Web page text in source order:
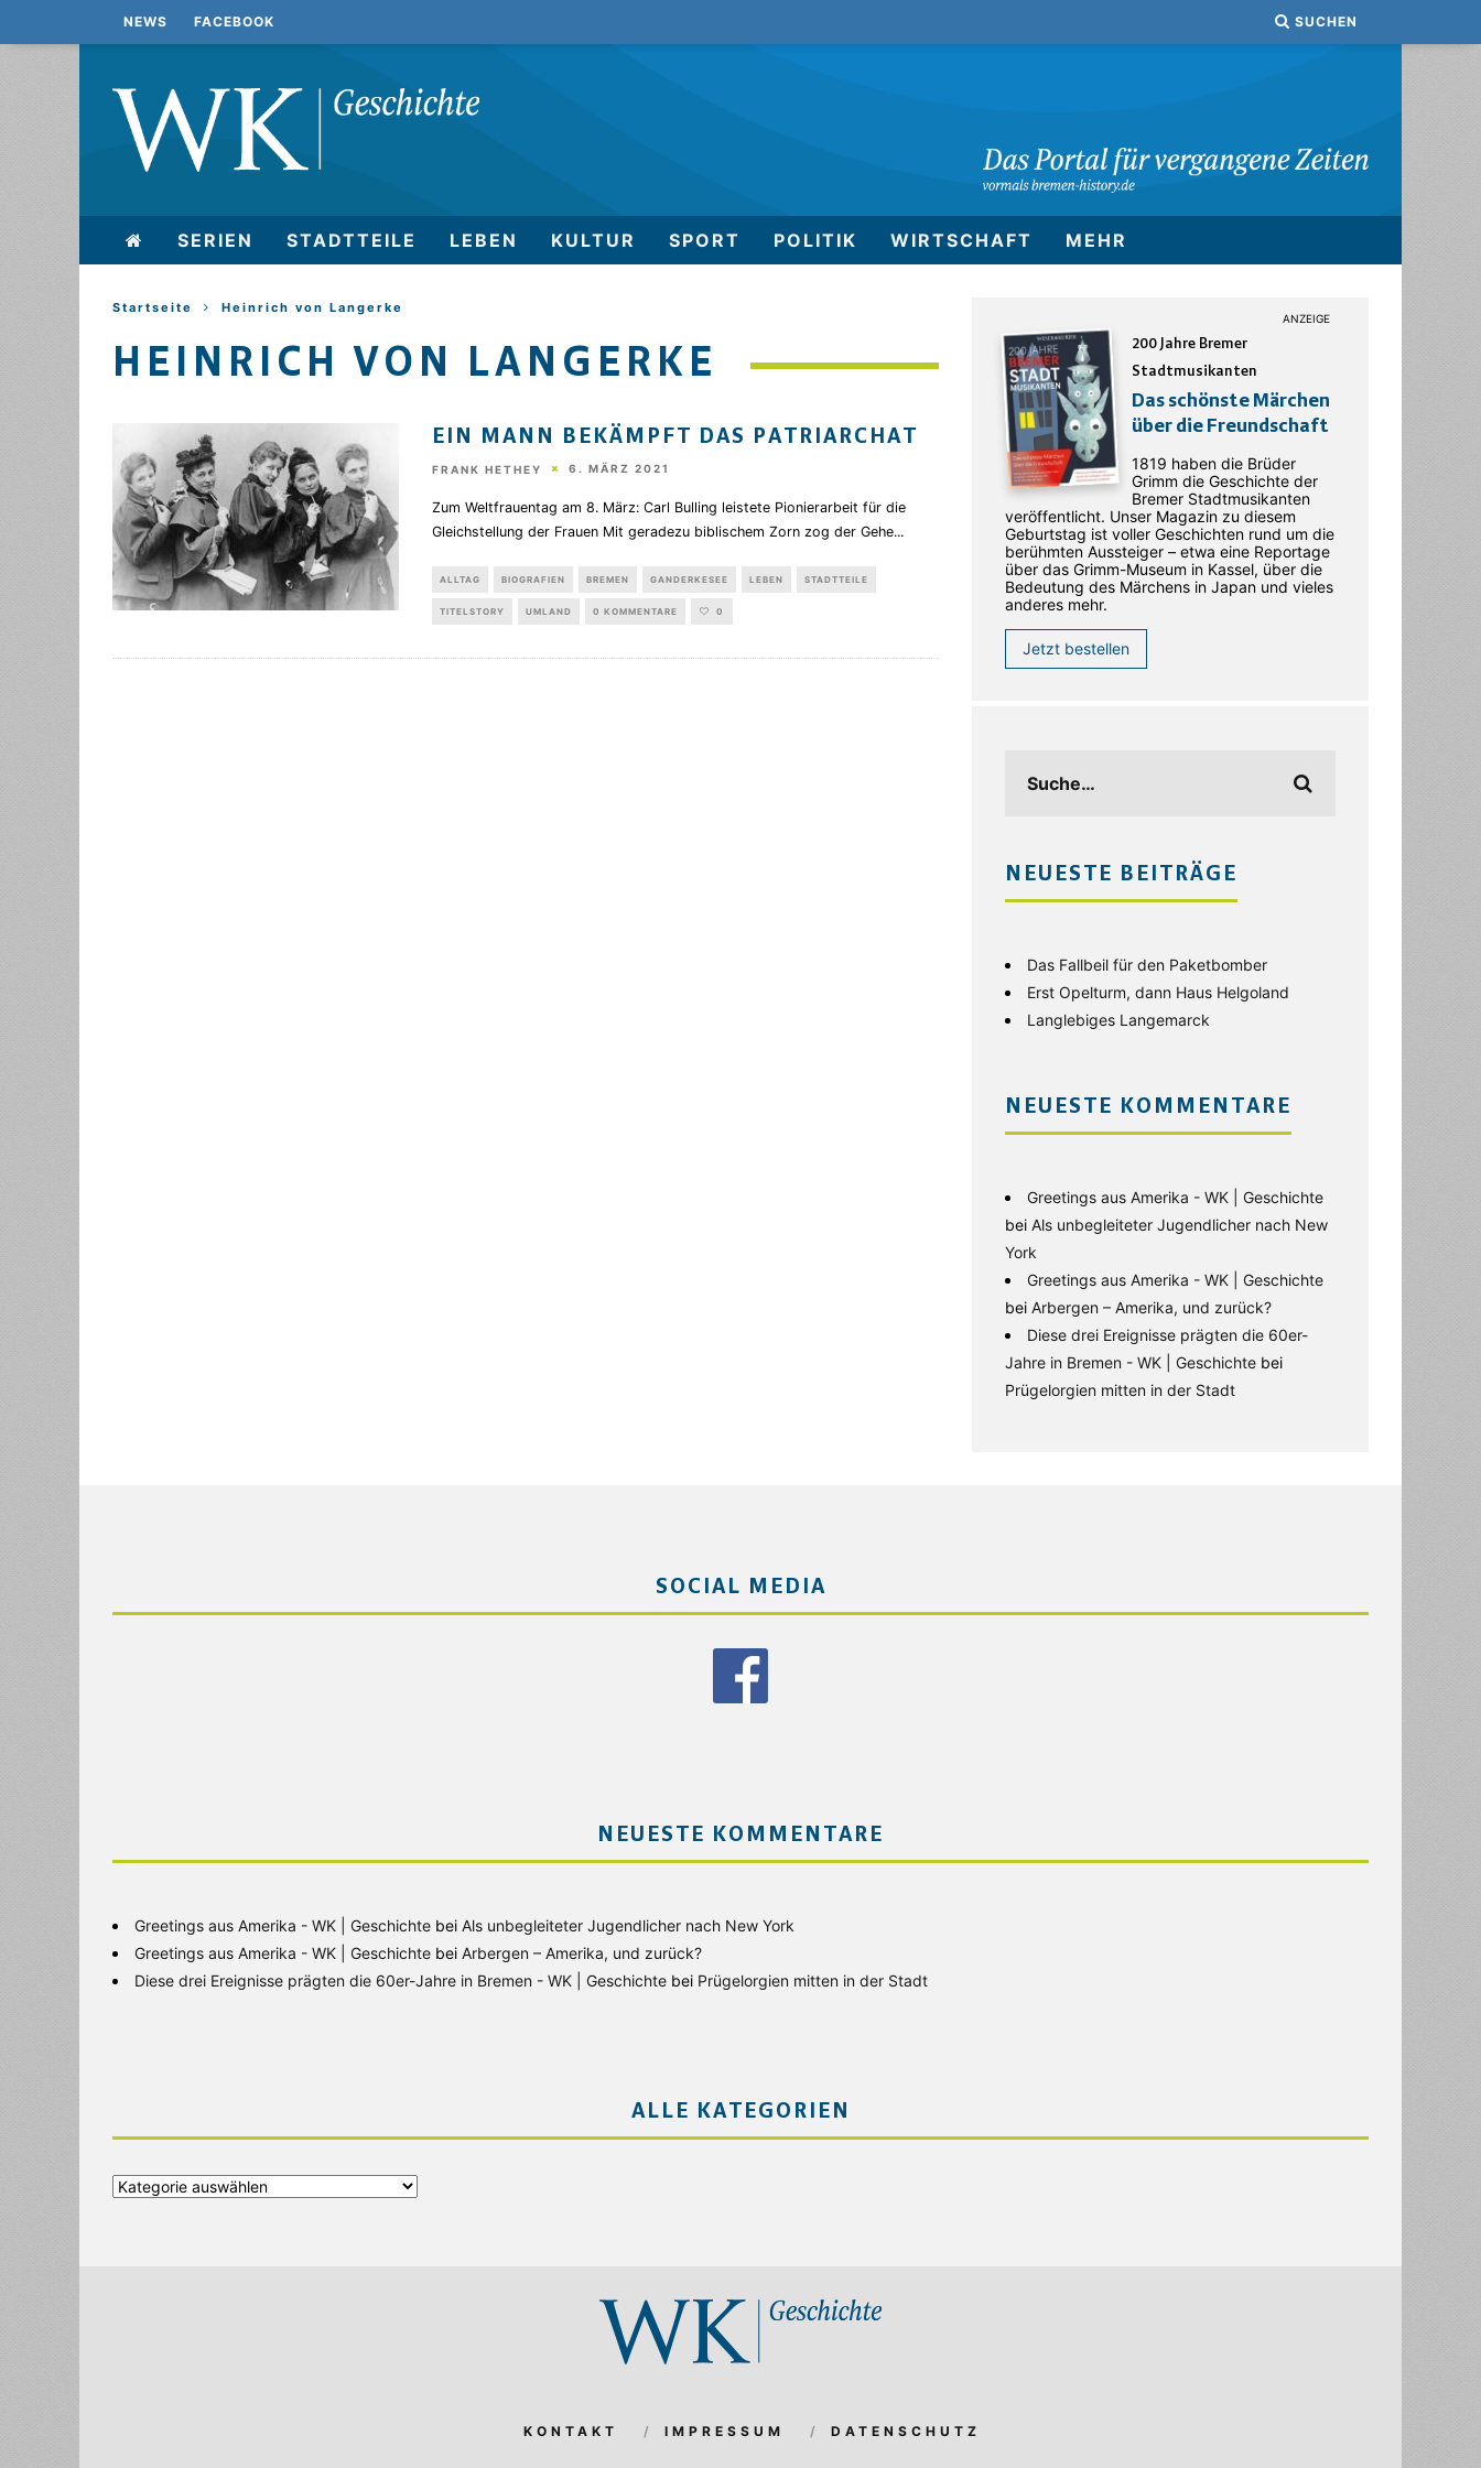
NEWS FACEBOOK SUCHEN
SERIEN STADTTEILE LEBEN KULTUR SPORT POLITIK WIRTSCHAFT MEHR
Startseite Heinrich von Langerke
HEINRICH VON LANGERKE
EIN MANN BEKÄMPFT DAS PATRIARCHAT
FRANK HETHEY 6. MÄRZ 2021
Zum Weltfrauentag am 8. März: Carl Bulling leistete Pionierarbeit für die
Gleichstellung der Frauen Mit geradezu biblischem Zorn zog der Gehe...
ALLTAG BIOGRAFIEN BREMEN GANDERKESEE LEBEN STADTTEILE
TITELSTORY UMLAND 0 KOMMENTARE 0
200 Jahre Bremer
Stadtmusikanten
Das schönste Märchen
über die Freundschaft
1819 haben die Brüder
Grimm die Geschichte der
Bremer Stadtmusikanten
veröffentlicht. Unser Magazin zu diesem
Geburtstag ist voller Geschichten rund um die
berühmten Aussteiger – etwa eine Reportage
über das Grimm-Museum in Kassel, über die
Bedeutung des Märchens in Japan und vieles
anderes mehr.
Jetzt bestellen
NEUESTE BEITRÄGE
Das Fallbeil für den Paketbomber
Erst Opelturm, dann Haus Helgoland
Langlebiges Langemarck
NEUESTE KOMMENTARE
Greetings aus Amerika - WK | Geschichte
bei Als unbegleiteter Jugendlicher nach New
York
Greetings aus Amerika - WK | Geschichte
bei Arbergen – Amerika, und zurück?
Diese drei Ereignisse prägten die 60er-
Jahre in Bremen - WK | Geschichte bei
Prügelorgien mitten in der Stadt
SOCIAL MEDIA
NEUESTE KOMMENTARE
Greetings aus Amerika - WK | Geschichte bei Als unbegleiteter Jugendlicher nach New York
Greetings aus Amerika - WK | Geschichte bei Arbergen – Amerika, und zurück?
Diese drei Ereignisse prägten die 60er-Jahre in Bremen - WK | Geschichte bei Prügelorgien mitten in der Stadt
ALLE KATEGORIEN
Alle
KONTAKT IMPRESSUM DATENSCHUTZ